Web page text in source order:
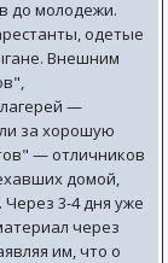
до молодежи.
одетые
Внешним
—
за хорошую
— отличников
домой,
3-4 дня уже
через
им, что о